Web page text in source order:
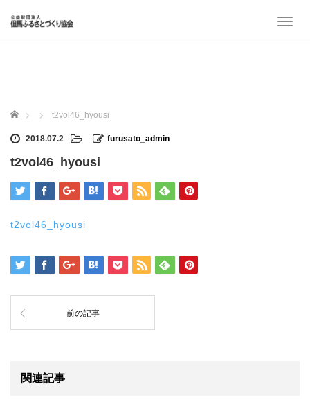
T
ホーム t2vol46_hyousi
2018.07.2 furusato_admin
t2vol46_hyousi
t2vol46_hyousi
前の記事
関連記事